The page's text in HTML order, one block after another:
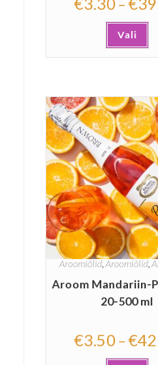
–
Vali
Aroomiõlid,Aroomiõlid,
Aroom Mandariin-
20-500 ml
€3.50 –€